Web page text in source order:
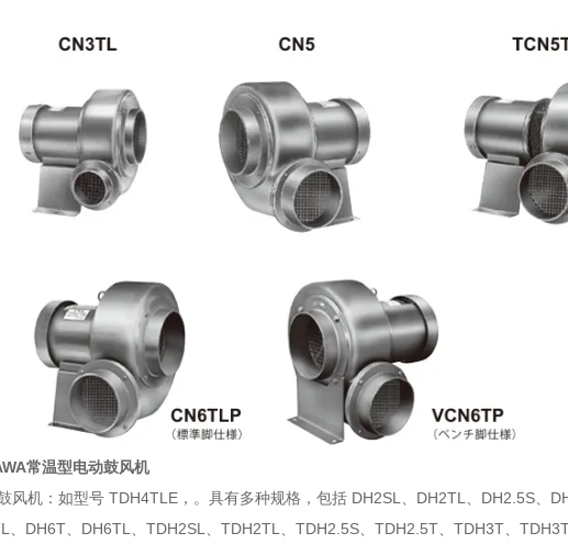
常温型电动鼓风机
风机：如型号 TDH4TLE，。具有多种规格，包括 DH2SL、DH2TL、DH2.5S、
、DH6T、DH6TL、TDH2SL、TDH2TL、TDH2.5S、TDH2.5T、TDH3T、